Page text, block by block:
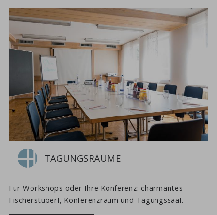
TAGUNGSRÄUME
Für Workshops oder Ihre Konferenz: charmantes
Fischerstüberl, Konferenzraum und Tagungssaal.